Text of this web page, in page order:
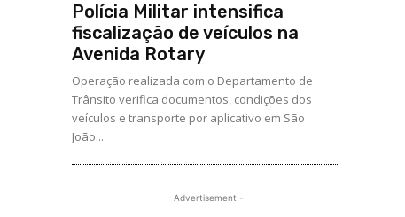
Polícia Militar intensifica
fiscalização de veículos na
Avenida Rotary
Operação realizada com o Departamento de
Trânsito verifica documentos, condições dos
veículos e transporte por aplicativo em São
João...
- Advertisement -